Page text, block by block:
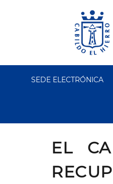
Segundo
SEDE ELECTRÓNICA
EL